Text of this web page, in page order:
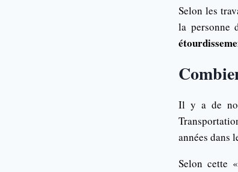
Selon les
la personne
Il y a de
années dans
Selon cette